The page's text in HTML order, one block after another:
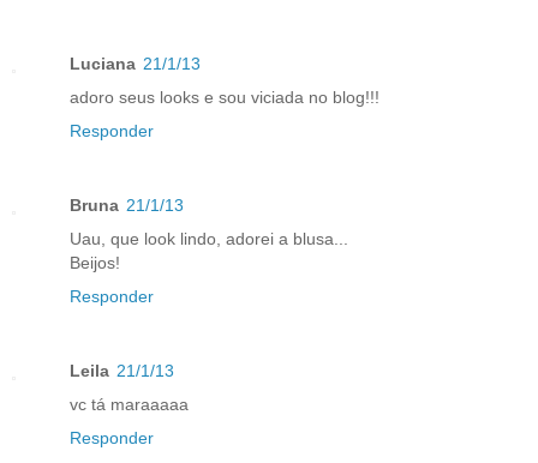
Luciana 21/1/13
adoro seus looks e sou viciada no blog!!!
Responder
Bruna 21/1/13
Uau, que look lindo, adorei a blusa...
Beijos!
Responder
Leila 21/1/13
vc tá maraaaaa
Responder